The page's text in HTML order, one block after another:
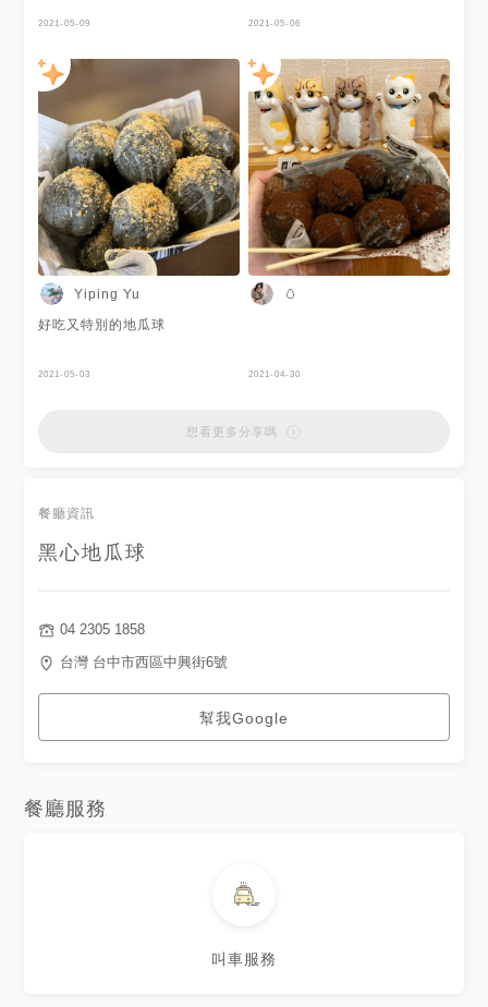
審計新村#你猜猜#黑心地瓜球#
中小吃#台中甜點#平價美食#銅
板美食
#taichung#taichungfood#food#foodie#
阿胖胖吃台中
2021-05-09 2021-05-06
Yiping Yu
好吃又特別的地瓜球
2021-05-03
🥚
2021-04-30
想看更多分享嗎
餐廳資訊
黑心地瓜球
04 2305 1858
台灣 台中市西區中興街6號
幫我Google
餐廳服務
叫車服務